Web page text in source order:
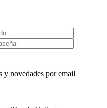
y novedades por email